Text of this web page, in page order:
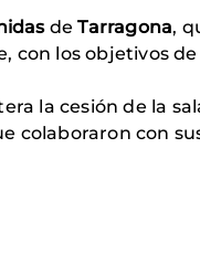
deTarragona,
con los objetivos
la cesión de la
colaboraron con